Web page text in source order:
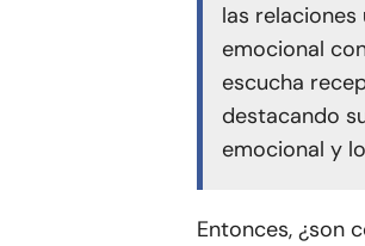
las
emocional
escucha
destacando
emocional y
Entonces, ¿son